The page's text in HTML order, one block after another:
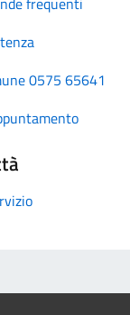
0575 65641